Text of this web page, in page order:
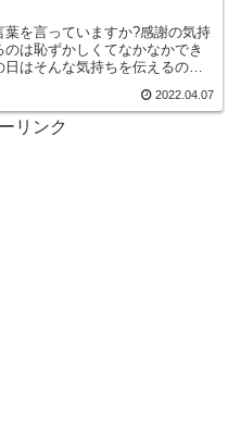
を言っていますか?感謝の気持
は恥ずかしくてなかなかでき
はそんな気持ちを伝えるのに
2022.04.07
リンク